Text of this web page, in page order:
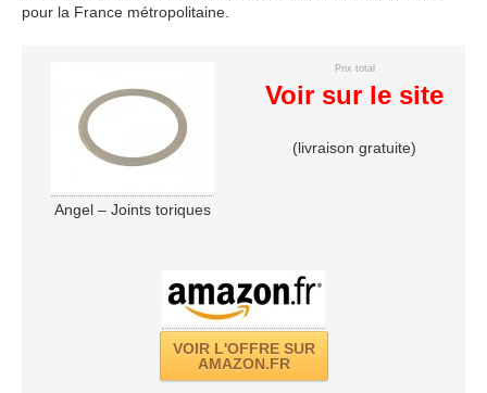
pour la France métropolitaine.
Angel – Joints toriques
Prix total
Voir sur le site
(livraison gratuite)
VOIR L'OFFRE SUR
AMAZON.FR